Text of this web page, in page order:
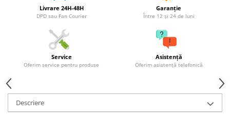
Semanatori manuale
Tocatori vegetatie
Mașini hidraulice de despicat
Pluguri
Plug de scos cartofi
Rarițe
Freze de pamant
Livrare 24H-48H
DPD sau Fan Courier
Garanție
Între 12 și 24 de luni
Service
Oferim service pentru produse
Asistență
Oferim asistență telefonică
Descriere